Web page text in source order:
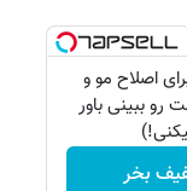
اصلاح مو و
ببینی باور
بخر